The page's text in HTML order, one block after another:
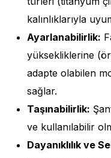
kalınlıklarıyla
Ayarlanabilirlik:
yüksekliklerine
adapte olabilen
sağlar.
Taşınabilirlik:
ve kullanılabilir
Dayanıklılık ve